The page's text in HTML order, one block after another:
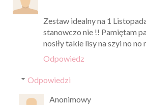
Zestaw idealny na 1
stanowczo nie !! Pamiętam
nosiły takie lisy na szyi no no
Odpowiedz
Odpowiedzi
Anonimowy